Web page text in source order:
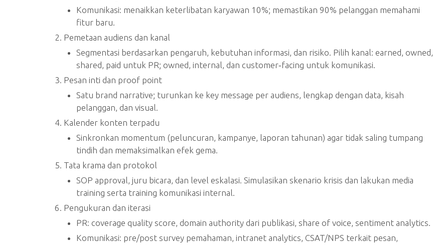
Komunikasi: menaikkan keterlibatan karyawan 10%; memastikan 90% pelanggan memahami
fitur baru.
Pemetaan audiens dan kanal
Segmentasi berdasarkan pengaruh, kebutuhan informasi, dan risiko. Pilih kanal: earned, owned,
shared, paid untuk PR; owned, internal, dan customer‑facing untuk komunikasi.
Pesan inti dan proof point
Satu brand narrative; turunkan ke key message per audiens, lengkap dengan data, kisah
pelanggan, dan visual.
Kalender konten terpadu
Sinkronkan momentum (peluncuran, kampanye, laporan tahunan) agar tidak saling tumpang
tindih dan memaksimalkan efek gema.
Tata krama dan protokol
SOP approval, juru bicara, dan level eskalasi. Simulasikan skenario krisis dan lakukan media
training serta training komunikasi internal.
Pengukuran dan iterasi
PR: coverage quality score, domain authority dari publikasi, share of voice, sentiment analytics.
Komunikasi: pre/post survey pemahaman, intranet analytics, CSAT/NPS terkait pesan,